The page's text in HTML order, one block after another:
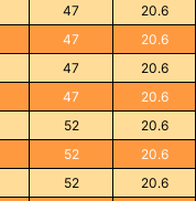
47
20.6
47
20.6
47
20.6
47
20.6
52
20.6
52
20.6
52
20.6